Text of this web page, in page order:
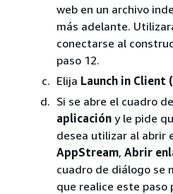
web en un archivo
más adelante.
conectarse al
paso 12.
Elija Launch in Client
Si se abre el cuadro
aplicación y le pide
desea utilizar al abrir
AppStream, Abrir
cuadro de diálogo se
que realice este paso